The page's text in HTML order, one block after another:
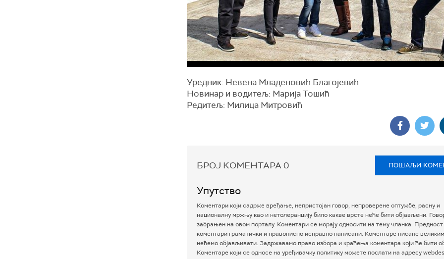
Уредник: Невена Младеновић Благојевић
Новинар и водитељ: Марија Тошић
Редитељ: Милица Митровић
БРОЈ КОМЕНТАРА0 ПОШАЉИ
Упутство
Коментари који садрже вређање, непристојан говор, непроверене оптужбе, расну и
националну мржњу као и нетолеранцију било какве врсте неће бити објављени.
забрањен на овом порталу. Коментари се морају односити на тему чланка.
коментари граматички и правописно исправно написани. Коментаре писане
нећемо објављивати. Задржавамо право избора и краћења коментара који ће бити
Коментаре који се односе на уређивачку политику можете послати на адресу